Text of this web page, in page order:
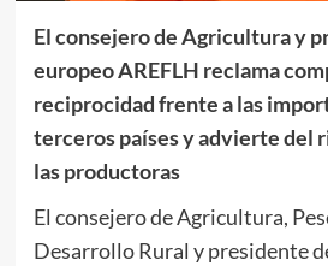
El consejero de Agricultura y
europeo AREFLH reclama
reciprocidad frente a las
terceros países y advierte del
las productoras
El consejero de Agricultura,
Desarrollo Rural y presidente